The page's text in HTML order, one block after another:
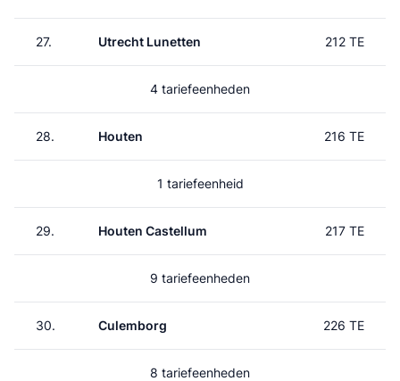
27. Utrecht Lunetten 212 TE
4 tariefeenheden
28. Houten 216 TE
1 tariefeenheid
29. Houten Castellum 217 TE
9 tariefeenheden
30. Culemborg 226 TE
8 tariefeenheden